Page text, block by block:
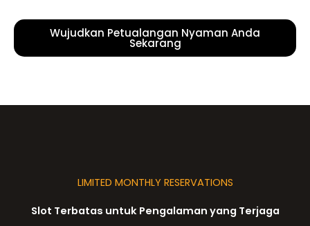
Wujudkan Petualangan Nyaman Anda
Sekarang
LIMITED MONTHLY RESERVATIONS
Slot Terbatas untuk Pengalaman yang Terjaga